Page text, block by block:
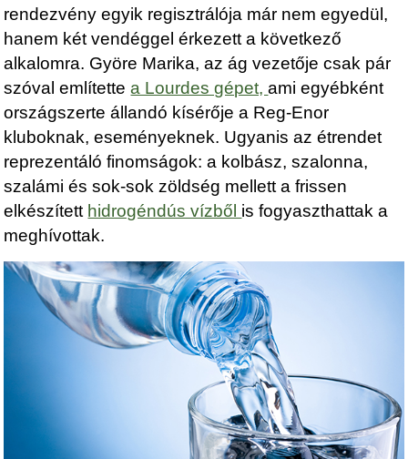
rendezvény egyik regisztrálója már nem egyedül,
hanem két vendéggel érkezett a következő
alkalomra. Györe Marika, az ág vezetője csak pár
szóval említettea Lourdes gépet,ami egyébként
országszerte állandó kísérője a Reg-Enor
kluboknak, eseményeknek. Ugyanis az étrendet
reprezentáló finomságok: a kolbász, szalonna,
szalámi és sok-sok zöldség mellett a frissen
elkészített hidrogéndús vízből is fogyaszthattak a
meghívottak.